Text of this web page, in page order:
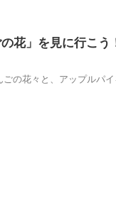
花」を見に行こう
の花々と、アップルパイ